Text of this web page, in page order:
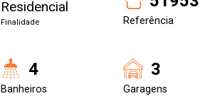
Residencial
Finalidade Referência
4
Banheiros
3
Garagens